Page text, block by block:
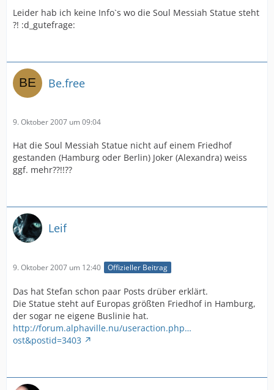
Leider hab ich keine Info`s wo die Soul Messiah Statue steht
?! :d_gutefrage:
Be.free
9. Oktober 2007 um 09:04
Hat die Soul Messiah Statue nicht auf einem Friedhof
gestanden (Hamburg oder Berlin) Joker (Alexandra) weiss
ggf. mehr??!!??
Leif
9. Oktober 2007 um 12:40 Offizieller Beitrag
Das hat Stefan schon paar Posts drüber erklärt.
Die Statue steht auf Europas größten Friedhof in Hamburg,
der sogar ne eigene Buslinie hat.
http://forum.alphaville.nu/useraction.php…
ost&postid=3403